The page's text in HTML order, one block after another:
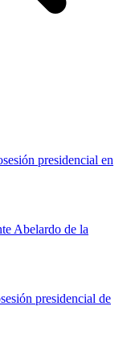
presidencial en
Abelardo de la
presidencial de